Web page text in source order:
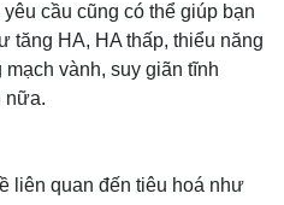
cầu cũng có thể giúp bạn
tăng HA, HA thấp, thiểu năng
vành, suy giãn tĩnh
nữa.
liên quan đến tiêu hoá như